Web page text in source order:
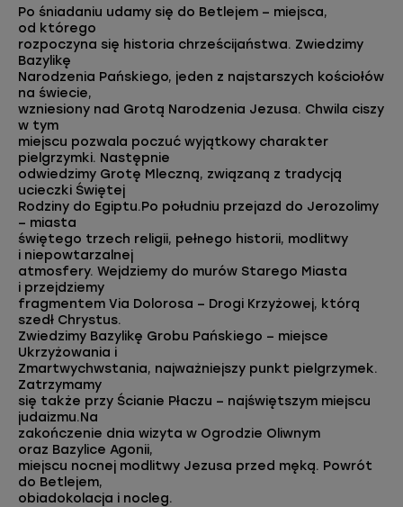
Po śniadaniu udamy się do Betlejem – miejsca,
od którego
rozpoczyna się historia chrześcijaństwa. Zwiedzimy
Bazylikę
Narodzenia Pańskiego, jeden z najstarszych kościołów
na świecie,
wzniesiony nad Grotą Narodzenia Jezusa. Chwila ciszy
w tym
miejscu pozwala poczuć wyjątkowy charakter
pielgrzymki. Następnie
odwiedzimy Grotę Mleczną, związaną z tradycją
ucieczki Świętej
Rodziny do Egiptu.Po południu przejazd do Jerozolimy
– miasta
świętego trzech religii, pełnego historii, modlitwy
i niepowtarzalnej
atmosfery. Wejdziemy do murów Starego Miasta
i przejdziemy
fragmentem Via Dolorosa – Drogi Krzyżowej, którą
szedł Chrystus.
Zwiedzimy Bazylikę Grobu Pańskiego – miejsce
Ukrzyżowania i
Zmartwychwstania, najważniejszy punkt pielgrzymek.
Zatrzymamy
się także przy Ścianie Płaczu – najświętszym miejscu
judaizmu.Na
zakończenie dnia wizyta w Ogrodzie Oliwnym
oraz Bazylice Agonii,
miejscu nocnej modlitwy Jezusa przed męką. Powrót
do Betlejem,
obiadokolacja i nocleg.